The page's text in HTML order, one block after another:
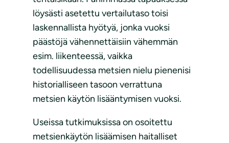
löysästi asetettu vertailutaso toisi
laskennallista hyötyä, jonka vuoksi
päästöjä vähennettäisiin vähemmän
esim. liikenteessä, vaikka
todellisuudessa metsien nielu pienenisi
historialliseen tasoon verrattuna
metsien käytön lisääntymisen vuoksi.
Useissa tutkimuksissa on osoitettu
metsienkäytön lisäämisen haitalliset